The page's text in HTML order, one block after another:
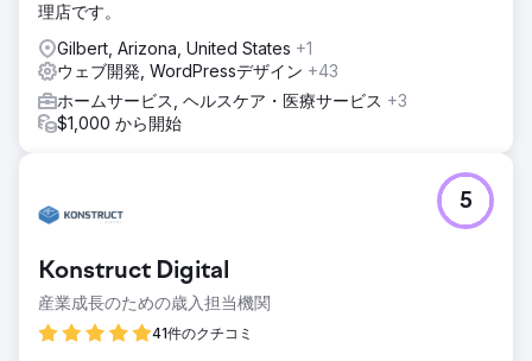
理店です。
Gilbert, Arizona, United States +1
ウェブ開発, WordPressデザイン +43
ホームサービス, ヘルスケア・医療サービス +3
$1,000 から開始
Konstruct Digital
産業成長のための歳入担当機関
41件のクチコミ
5